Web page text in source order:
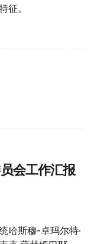
征。
会工作汇报
哈斯穆-卓玛尔特·